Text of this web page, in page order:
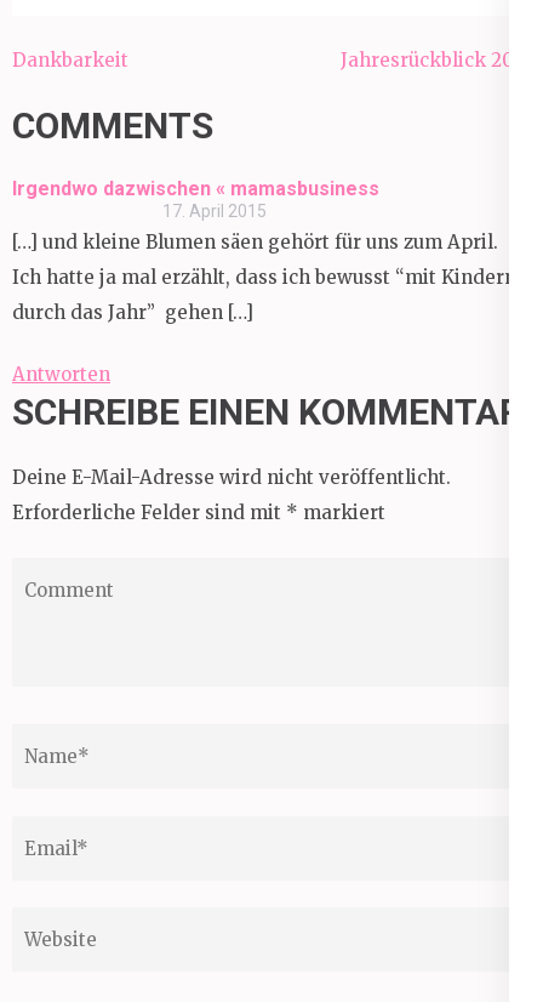
Beitragsnavigation
Dankbarkeit Jahresrückblick 2014
COMMENTS
Irgendwo dazwischen « mamasbusiness
17. April 2015
[…] und kleine Blumen säen gehört für uns zum April.
Ich hatte ja mal erzählt, dass ich bewusst “mit Kindern
durch das Jahr” gehen […]
Antworten
SCHREIBE EINEN KOMMENTAR
Deine E-Mail-Adresse wird nicht veröffentlicht.
Erforderliche Felder sind mit * markiert